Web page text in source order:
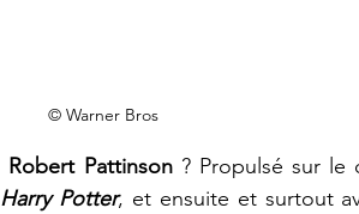
© Warner Bros
Robert Pattinson ? Propulsé sur le
Harry Potter, et ensuite et surtout